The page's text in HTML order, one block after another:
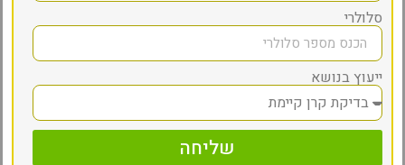
סלולרי
ייעוץ בנושא
שליחה